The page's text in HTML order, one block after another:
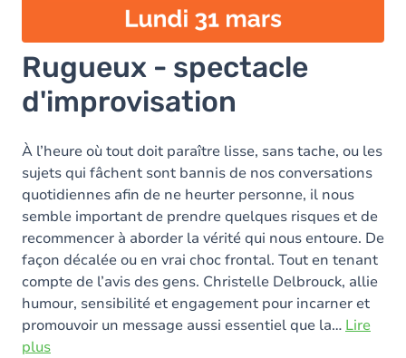
Rugueux - spectacle
d'improvisation
À l’heure où tout doit paraître lisse, sans tache, ou les
sujets qui fâchent sont bannis de nos conversations
quotidiennes afin de ne heurter personne, il nous
semble important de prendre quelques risques et de
recommencer à aborder la vérité qui nous entoure. De
façon décalée ou en vrai choc frontal. Tout en tenant
compte de l’avis des gens. Christelle Delbrouck, allie
humour, sensibilité et engagement pour incarner et
promouvoir un message aussi essentiel que la… Lire
plus